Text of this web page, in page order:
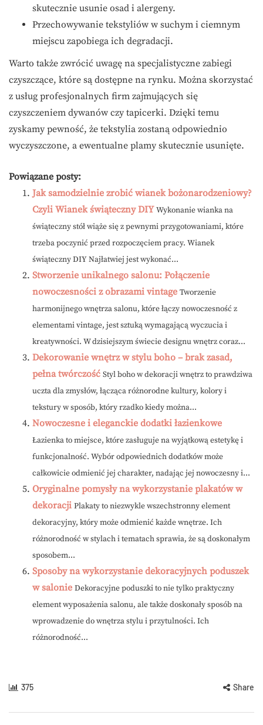
skutecznie usunie osad i alergeny.
Przechowywanie tekstyliów w suchym i ciemnym
miejscu zapobiega ich degradacji.
Warto także zwrócić uwagę na specjalistyczne zabiegi
czyszczące, które są dostępne na rynku. Można skorzystać
z usług profesjonalnych firm zajmujących się
czyszczeniem dywanów czy tapicerki. Dzięki temu
zyskamy pewność, że tekstylia zostaną odpowiednio
wyczyszczone, a ewentualne plamy skutecznie usunięte.
Powiązane posty:
Jak samodzielnie zrobić wianek bożonarodzeniowy?
Czyli Wianek świąteczny DIY Wykonanie wianka na
świąteczny stół wiąże się z pewnymi przygotowaniami, które
trzeba poczynić przed rozpoczęciem pracy. Wianek
świąteczny DIY Najłatwiej jest wykonać...
Stworzenie unikalnego salonu: Połączenie
nowoczesności z obrazami vintage Tworzenie
harmonijnego wnętrza salonu, które łączy nowoczesność z
elementami vintage, jest sztuką wymagającą wyczucia i
kreatywności. W dzisiejszym świecie designu wnętrz coraz...
Dekorowanie wnętrz w stylu boho – brak zasad,
pełna twórczość Styl boho w dekoracji wnętrz to prawdziwa
uczta dla zmysłów, łącząca różnorodne kultury, kolory i
tekstury w sposób, który rzadko kiedy można...
Nowoczesne i eleganckie dodatki łazienkowe
Łazienka to miejsce, które zasługuje na wyjątkową estetykę i
funkcjonalność. Wybór odpowiednich dodatków może
całkowicie odmienić jej charakter, nadając jej nowoczesny i...
Oryginalne pomysły na wykorzystanie plakatów w
dekoracji Plakaty to niezwykle wszechstronny element
dekoracyjny, który może odmienić każde wnętrze. Ich
różnorodność w stylach i tematach sprawia, że są doskonałym
sposobem...
Sposoby na wykorzystanie dekoracyjnych poduszek
w salonie Dekoracyjne poduszki to nie tylko praktyczny
element wyposażenia salonu, ale także doskonały sposób na
wprowadzenie do wnętrza stylu i przytulności. Ich
różnorodność...
375 Share